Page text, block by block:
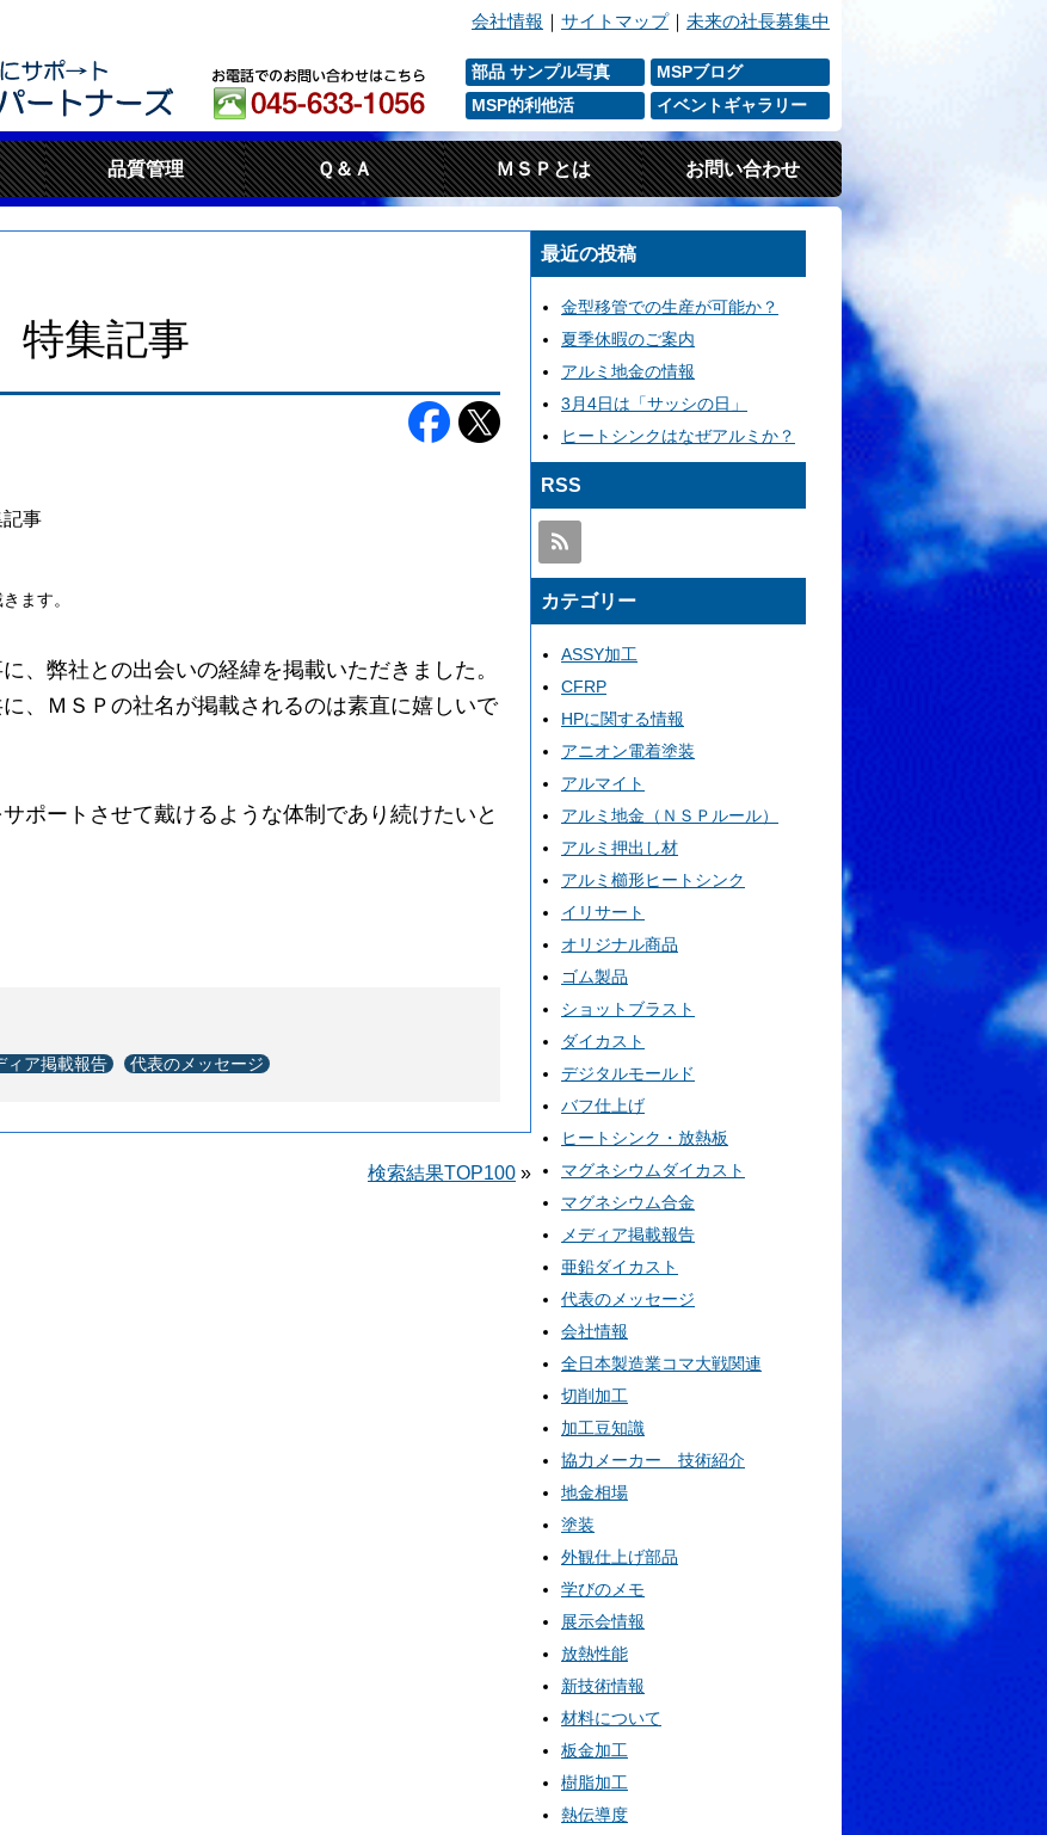
会社情報 ｜ サイトマップ｜ 未来の社長募集中
部品 サンプル写真
MSPブログ
MSP的利他活
イベントギャラリー
品質管理 Ｑ＆Ａ ＭＳＰとは お問い合わせ
特集記事
ます。
、弊社との出会いの経緯を掲載いただきました。
、ＭＳＰの社名が掲載されるのは素直に嬉しいで
ポートさせて戴けるような体制であり続けたいと
ィア掲載報告 代表のメッセージ
検索結果TOP100 »
最近の投稿
金型移管での生産が可能か？
夏季休暇のご案内
アルミ地金の情報
3月4日は「サッシの日」
ヒートシンクはなぜアルミか？
RSS
カテゴリー
ASSY加工
CFRP
HPに関する情報
アニオン電着塗装
アルマイト
アルミ地金（ＮＳＰルール）
アルミ押出し材
アルミ櫛形ヒートシンク
イリサート
オリジナル商品
ゴム製品
ショットブラスト
ダイカスト
デジタルモールド
バフ仕上げ
ヒートシンク・放熱板
マグネシウムダイカスト
マグネシウム合金
メディア掲載報告
亜鉛ダイカスト
代表のメッセージ
会社情報
全日本製造業コマ大戦関連
切削加工
加工豆知識
協力メーカー 技術紹介
地金相場
塗装
外観仕上げ部品
学びのメモ
展示会情報
放熱性能
新技術情報
材料について
板金加工
樹脂加工
熱伝導度